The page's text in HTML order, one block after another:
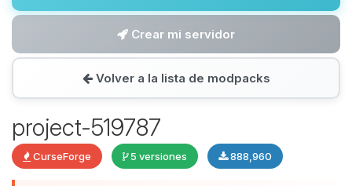
Crear mi servidor
Volver a la lista de modpacks
project-519787
CurseForge 5 versiones 888,960
Yupi, por fin alguien con quien
hablar! Soy Choupy, tu pequeno
asistente de BoxToPlay. Cuentame
que necesitas y moveré mis
pequenos circuitos para ayudarte.